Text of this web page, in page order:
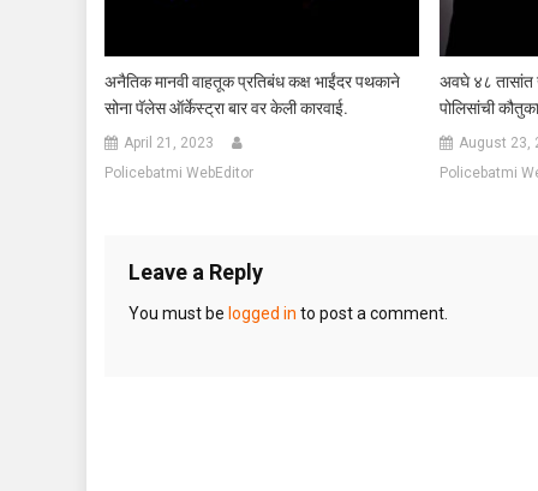
अनैतिक मानवी वाहतूक प्रतिबंध कक्ष भाईंदर पथकाने
सोना पॅलेस ऑर्केस्ट्रा बार वर केली कारवाई.
April 21, 2023
Policebatmi WebEditor
अवघे ४८ तासांत
पोलिसांची
August 23,
Policebatmi
Leave a Reply
You must be logged in to post a comment.